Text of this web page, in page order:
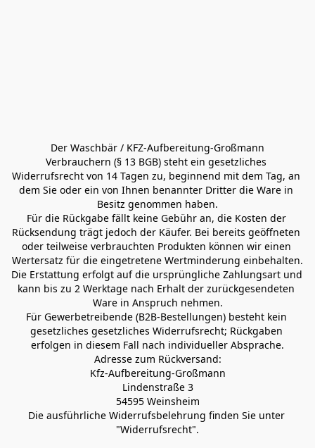
Der Waschbär / KFZ-Aufbereitung-Großmann
Verbrauchern (§ 13 BGB) steht ein gesetzliches
Widerrufsrecht von 14 Tagen zu, beginnend mit dem Tag, an
dem Sie oder ein von Ihnen benannter Dritter die Ware in
Besitz genommen haben.
Für die Rückgabe fällt keine Gebühr an, die Kosten der
Rücksendung trägt jedoch der Käufer. Bei bereits geöffneten
oder teilweise verbrauchten Produkten können wir einen
Wertersatz für die eingetretene Wertminderung einbehalten.
Die Erstattung erfolgt auf die ursprüngliche Zahlungsart und
kann bis zu 2 Werktage nach Erhalt der zurückgesendeten
Ware in Anspruch nehmen.
Für Gewerbetreibende (B2B-Bestellungen) besteht kein
gesetzliches gesetzliches Widerrufsrecht; Rückgaben
erfolgen in diesem Fall nach individueller Absprache.
Adresse zum Rückversand:
Kfz-Aufbereitung-Großmann
Lindenstraße 3
54595 Weinsheim
Die ausführliche Widerrufsbelehrung finden Sie unter